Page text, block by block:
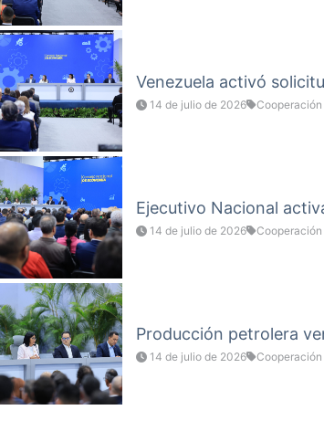
Venezuela activó
14 de julio de 2026
Ejecutivo Nacional
14 de julio de 2026
Producción petrolera
14 de julio de 2026